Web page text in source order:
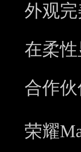
外观
在柔性
合作
荣耀